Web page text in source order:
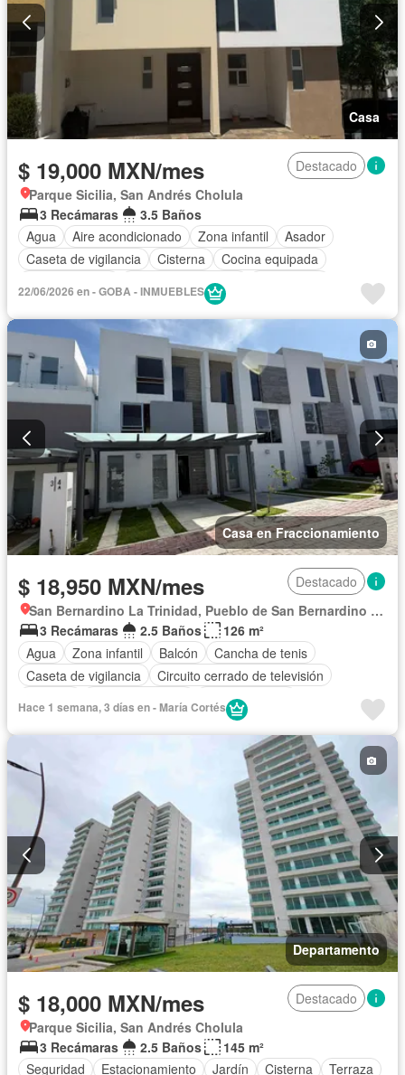
Casa
$ 19,000 MXN/mes
Destacado
Parque Sicilia, San Andrés Cholula
3 Recámaras
3.5 Baños
Agua
Aire acondicionado Zona infantil
Asador
Caseta de vigilancia
Cisterna
Cocina equipada
Cuarto de Limpieza
Recámara con closet
Zonas verdes
Permite mascotas Sin amueblar
22/06/2026 en - GOBA - INMUEBLES
Casa en Fraccionamiento
$ 18,950 MXN/mes
Destacado
San Bernardino La Trinidad, Pueblo de San Bernardino Tlaxcalancingo
3 Recámaras
2.5 Baños
126 m²
Agua
Zona infantil Balcón
Cancha de tenis
Caseta de vigilancia
Circuito cerrado de televisión
Cocina integral
Estacionamiento
Recámara con closet
Sala polivalente
Vista panorámica
Zonas verdes
Sin amueblar
Hace 1 semana, 3 días en - María Cortés
Departamento
$ 18,000 MXN/mes
Destacado
Parque Sicilia, San Andrés Cholula
3 Recámaras
2.5 Baños
145 m²
Seguridad
Estacionamiento Jardín Cisterna Terraza